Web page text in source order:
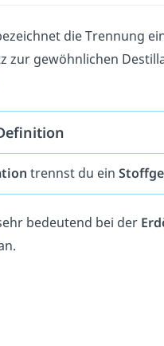
die Trennung
zur gewöhnlichen
trennst du ein
bedeutend bei der